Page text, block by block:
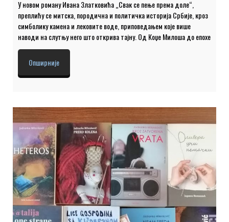
У новом роману Ивана Златковића „Свак се пење према доле“,
преплићу се митска, породична и политичка историја Србије, кроз
симболику камена и лековите воде, приповедањем које више
наводи на слутњу него што открива тајну. Од Коџе Милоша до епохе
тоталитаризма, овај роман претвара Аранђеловац и његово старо
здање у мистично срце нашег тегобног и незавршеног историјског
хода. И хроника и сага и лирско дело, ,,Свак се пење према доле”
својом сложеном поетиком и необичним стилом опомиње да
пре није било. Оно што […]
Опширније